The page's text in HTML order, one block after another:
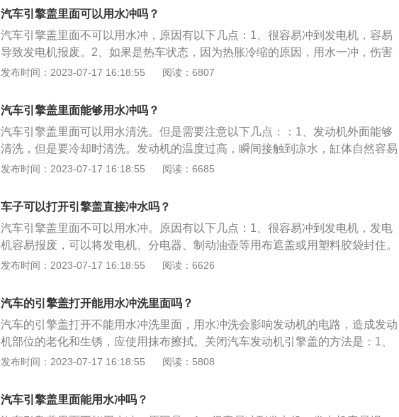
化。如果确实想用水清洗，一定要做好关键部件防水。建议用压缩空气吹吹。用
水清洗的注意事项：1、将发电机、分电器、制动油壶等用布遮盖或用塑料胶袋
封住。特别是发电机和分电器。2、尽量在发动机冷却之后冲洗。注意水枪的压
力不要太大。3、冲洗之后，用清洁的布将发动机室彻底擦拭干净，特别是引擎
盖底面。4、水枪不要直接对准进气口，最好也不要直接冲洗线头。
汽车引擎盖里面可以用水冲吗？
汽车引擎盖里面不可以用水冲，原因有以下几点：1、很容易冲到发电机，容易
导致发电机报废。2、如果是热车状态，因为热胀冷缩的原因，用水一冲，伤害
非常大。因为发动机是缸体，受到强冷的刺激容易炸裂。3、发动机舱有很多线
下：1、将发电机、分电器、制动油壶等用布遮盖或用塑料胶袋封住。2、尽量在
发动机冷却之后冲洗，注意水枪的压力不要太大。3、冲洗之后，用清洁的布将
发动机室彻底擦拭干净，特别是引擎盖底面。4、水枪不要直接对准进气口，最
好也不要直接冲洗线头。
发布时间：2023-07-17 16:18:55 阅读：6807
汽车引擎盖里面能够用水冲吗？
汽车引擎盖里面可以用水清洗。但是需要注意以下几点：：1、发动机外面能够
清洗，但是要冷却时清洗。发动机的温度过高，瞬间接触到凉水，缸体自然容易
变形甚至开裂，而产生的大量水蒸气也会导致发动机舱内过潮，影响到部分电器
长时间冲刷。尽管有做防水处理，雨水没什么问题，但高压水枪的压力较大。要
尽量逃避行车电脑及外保险盒区域。3、三年以上的车在清洗发动机时，要用收
缩膜把线束和发动机里边的保险盒包裹起来，这是因为塑料结构大部分开始老
化，防水能力也开始下降，4、用水清洗发动机也不能太频繁，否则会加快线路
老化。5、车内的保险丝也是不能沾水的，如果直接用水冲刷，很容易造成短
发布时间：2023-07-17 16:18:55 阅读：6685
车子可以打开引擎盖直接冲水吗？
汽车引擎盖里面不可以用水冲。原因有以下几点：1、很容易冲到发电机，发电
机容易报废，可以将发电机、分电器、制动油壶等用布遮盖或用塑料胶袋封住。
特别是发电机和分电器。2、如果是热车状态，因为热胀冷缩的原因，用水一
有很多线路，线路遇水很容易出问题。并且会加快线路的老化。如果确实想用水
清洗，一定要做好关键部件防水。建议用压缩空气吹吹。
发布时间：2023-07-17 16:18:55 阅读：6626
汽车的引擎盖打开能用水冲洗里面吗？
汽车的引擎盖打开不能用水冲洗里面，用水冲洗会影响发动机的电路，造成发动
机部位的老化和生锈，应使用抹布擦拭。关闭汽车发动机引擎盖的方法是：1、
撑起引擎盖，拿掉引擎盖的支撑杆；2、将支撑杆放好固定的位置；3、将引擎盖
缸内燃烧后膨胀气体，推动活塞做功，转变为机械能。发动机的构成有：1、配
气机构；2、曲柄连杆机构；3、点火系统；4、冷却系统；5、润滑系统；6、启
发布时间：2023-07-17 16:18:55 阅读：5808
汽车引擎盖里面能用水冲吗？